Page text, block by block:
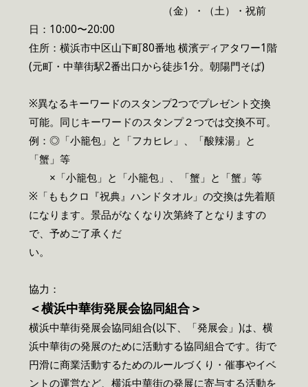
（金）・（土）・祝前
日：10:00〜20:00
住所：横浜市中区山下町80番地 横濱ディアタワー1階
(元町・中華街駅2番出口から徒歩1分。朝陽門そば)
※異なるキーワードのスタンプ2つでプレゼント交換
可能。同じキーワードのスタンプ２つでは交換不可。
例：◎「小籠包」と「フカヒレ」、「酸辣湯」と
「蟹」等
×「小籠包」と「小籠包」、「蟹」と「蟹」等
※「ももクロ『祝典』ハンドタオル」の交換は先着順
になります。景品がなくなり次第終了となりますの
で、予めご了承くだ
い。
協力：
＜横浜中華街発展会協同組合＞
横浜中華街発展会協同組合(以下、「発展会」)は、横
浜中華街の発展のために活動する協同組合です。街で
円滑に商業活動するためのルールづくり・催事やイベ
ントの運営など、横浜中華街の発展に寄与する活動を